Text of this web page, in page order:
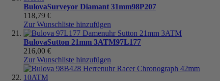
BulovaSurveyor Diamant 31mm98P207
118,79 €
Zur Wunschliste hinzufügen
BulovaSutton 21mm 3ATM97L177
216,00 €
Zur Wunschliste hinzufügen